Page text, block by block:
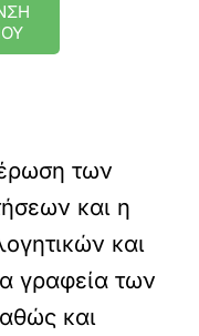
των
και η
και
γραφεία των
και